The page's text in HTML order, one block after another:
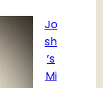
Jo
sh
’s
Mi